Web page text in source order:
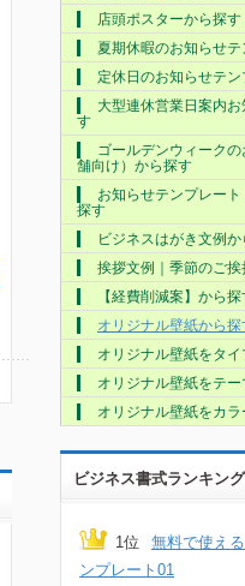
店頭ポスターから探す
夏期休暇のお知らせ
定休日のお知らせテ
大型連休営業日案内
す
ゴールデンウィーク
舗向け）から探す
お知らせテンプレー
探す
ビジネスはがき文例
挨拶文例｜季節のご
【経費削減案】から探
オリジナル壁紙から探
オリジナル壁紙をタ
オリジナル壁紙をテ
オリジナル壁紙をカ
ビジネス書式ランキング
1位
無料で使え
ンプレート01